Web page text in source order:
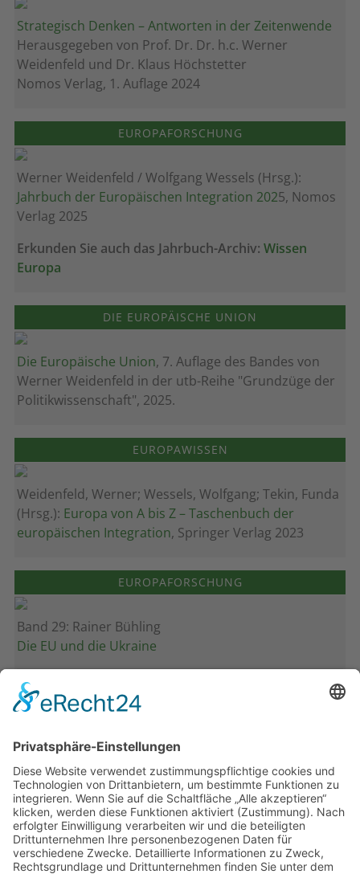
Strategisch Denken – Antworten in der Zeitenwende
Herausgegeben von Prof. Dr. Dr. h.c. Werner
Weidenfeld und Dr. Klaus Höchstetter
Nomos Verlag, 1. Auflage 2024
EUROPAFORSCHUNG
Werner Weidenfeld / Wolfgang Wessels (Hrsg.):
Jahrbuch der Europäischen Integration 2025, Nomos
Verlag 2025
Erkunden Sie auch das Jahrbuch-Archiv: Wissen
Europa
DIE EUROPÄISCHE UNION
Die Europäische Union, 7. Auflage des Bandes von
Werner Weidenfeld in der utb-Reihe "Grundzüge der
Politikwissenschaft", 2025.
EUROPAWISSEN
Weidenfeld, Werner; Wessels, Wolfgang; Tekin, Funda
(Hrsg.): Europa von A bis Z – Taschenbuch der
europäischen Integration, Springer Verlag 2023
EUROPAFORSCHUNG
Band 29: Rainer Bühling
Die EU und die Ukraine
Band 28: Andrea Zeller
Eurorettung um jeden Preis?
Band 27: Thomas Jansen
Europa verstehen
Band 26: Andreas Öffner
Die Macht der Interessen